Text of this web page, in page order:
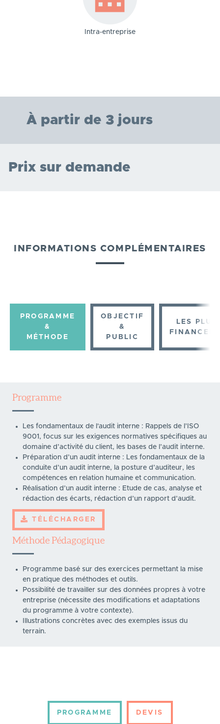
Intra-entreprise
À partir de 3 jours
Prix sur demande
INFORMATIONS COMPLÉMENTAIRES
PROGRAMME
&
MÉTHODE
OBJECTIF
&
PUBLIC
LES PLUS
Programme
Les fondamentaux de l'audit interne : Rappels de l’ISO
9001, focus sur les exigences normatives spécifiques au
domaine d’activité du client, les bases de l’audit interne.
Préparation d’un audit interne : Les fondamentaux de la
conduite d’un audit interne, la posture d’auditeur, les
compétences en relation humaine et communication.
Réalisation d’un audit interne : Etude de cas, analyse et
rédaction des écarts, rédaction d’un rapport d’audit.
TÉLÉCHARGER
Méthode Pédagogique
Programme basé sur des exercices permettant la mise
en pratique des méthodes et outils.
Possibilité de travailler sur des données propres à votre
entreprise (nécessite des modifications et adaptations
du programme à votre contexte).
Illustrations concrètes avec des exemples issus du
terrain.
PROGRAMME DEVIS